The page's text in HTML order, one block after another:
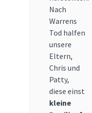
Nach
Warrens
Tod halfen
unsere
Eltern,
Chris und
Patty,
diese einst
kleine